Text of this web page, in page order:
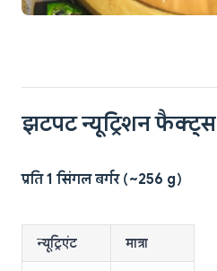
झटपट न्यूट्रिशन फैक्ट्स
प्रति 1 सिंगल बर्गर (~256 g)
न्यूट्रिएंट मात्रा